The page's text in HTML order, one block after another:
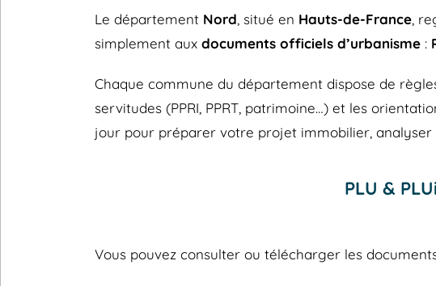
Le département Nord , situé en Hauts-de-France ,
simplement aux documents officiels d’urbanisme :
Chaque commune du département dispose de
servitudes (PPRI, PPRT, patrimoine…) et les
jour pour préparer votre projet immobilier,
PLU &
Vous pouvez consulter ou télécharger les